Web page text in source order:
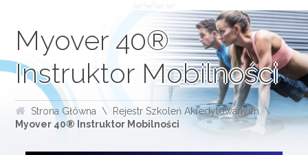
Myover 40®
Instruktor Mobilności
Strona Główna
Rejestr Szkoleń Akredytowanych
Myover 40® Instruktor Mobilności